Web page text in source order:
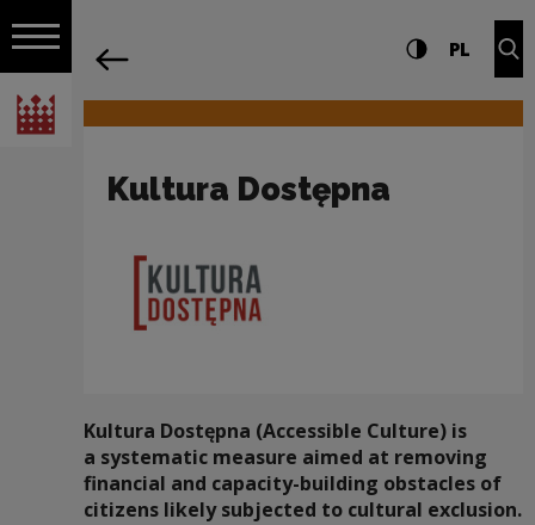
Open navigation
National Centre for Culture Poland
Navigation Settings and search
High contrast
PL
Kultura Dostępna
Kultura Dostępna (Accessible Culture) is
a systematic measure aimed at removing
financial and capacity-building obstacles of
citizens likely subjected to cultural exclusion.